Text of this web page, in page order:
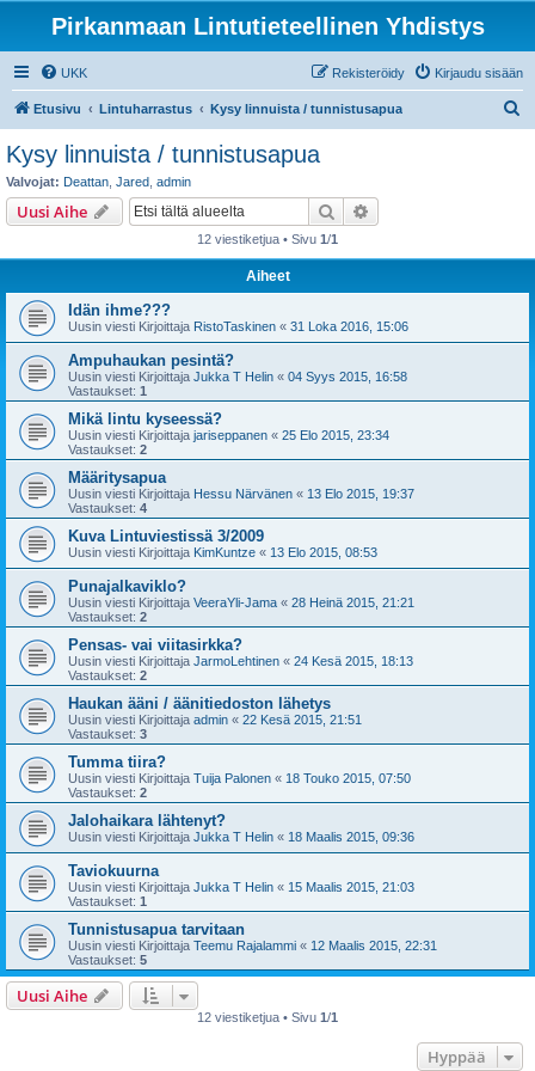
Pirkanmaan Lintutieteellinen Yhdistys
UKK Kirjaudu sisään
Rekisteröidy
Etusivu Lintuharrastus Kysy linnuista / tunnistusapua
Kysy linnuista / tunnistusapua
Valvojat: Deattan Jared admin
Uusi Aihe Etsi
12 viestiketjua • Sivu 1/1
Aiheet
Idän ihme???
Uusin viesti Kirjoittaja RistoTaskinen « 31 Loka 2016, 15:06
Ampuhaukan pesintä?
Uusin viesti Kirjoittaja Jukka T Helin « 04 Syys 2015, 16:58
Vastaukset: 1
Mikä lintu kyseessä?
Uusin viesti Kirjoittaja jariseppanen « 25 Elo 2015, 23:34
Vastaukset: 2
Määritysapua
Uusin viesti Kirjoittaja Hessu Närvänen « 13 Elo 2015, 19:37
Vastaukset: 4
Kuva Lintuviestissä 3/2009
Uusin viesti Kirjoittaja KimKuntze « 13 Elo 2015, 08:53
Punajalkaviklo?
Uusin viesti Kirjoittaja VeeraYli-Jama « 28 Heinä 2015, 21:21
Vastaukset: 2
Pensas- vai viitasirkka?
Uusin viesti Kirjoittaja JarmoLehtinen « 24 Kesä 2015, 18:13
Vastaukset: 2
Haukan ääni / äänitiedoston lähetys
Uusin viesti Kirjoittaja admin « 22 Kesä 2015, 21:51
Vastaukset: 3
Tumma tiira?
Uusin viesti Kirjoittaja Tuija Palonen « 18 Touko 2015, 07:50
Vastaukset: 2
Jalohaikara lähtenyt?
Uusin viesti Kirjoittaja Jukka T Helin « 18 Maalis 2015, 09:36
Taviokuurna
Uusin viesti Kirjoittaja Jukka T Helin « 15 Maalis 2015, 21:03
Vastaukset: 1
Tunnistusapua tarvitaan
Uusin viesti Kirjoittaja Teemu Rajalammi « 12 Maalis 2015, 22:31
Vastaukset: 5
Uusi Aihe
12 viestiketjua • Sivu 1/1
Hyppää